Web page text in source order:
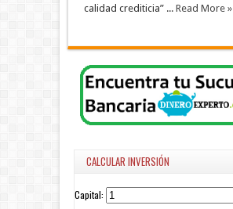
calidad crediticia” ... Read More »